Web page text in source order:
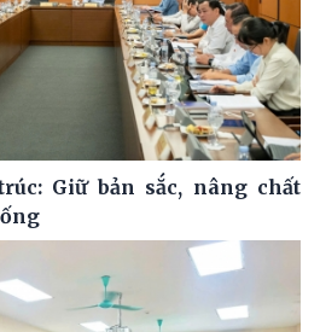
Giữ bản sắc, nâng chất